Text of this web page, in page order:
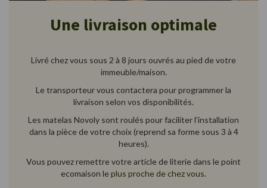
Une livraison optimale
Livré chez vous sous 2 à 8 jours ouvrés au pied de votre
immeuble/maison.
Le transporteur vous contactera pour programmer la
livraison selon vos disponibilités.
Les matelas Novoly sont roulés pour faciliter l'installation
dans la pièce de votre choix (reprend sa forme sous 3 à 4
heures).
Vous pouvez remettre votre article de literie dans le point
ecomaison leplus proche de chez vous.